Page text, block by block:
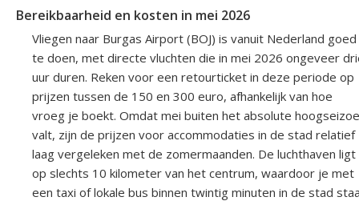
Bereikbaarheid en kosten in mei 2026
Vliegen naar Burgas Airport (BOJ) is vanuit Nederland goed
te doen, met directe vluchten die in mei 2026 ongeveer
uur duren. Reken voor een retourticket in deze periode op
prijzen tussen de 150 en 300 euro, afhankelijk van hoe
vroeg je boekt. Omdat mei buiten het absolute
valt, zijn de prijzen voor accommodaties in de stad relatief
laag vergeleken met de zomermaanden. De luchthaven ligt
op slechts 10 kilometer van het centrum, waardoor je met
een taxi of lokale bus binnen twintig minuten in de stad